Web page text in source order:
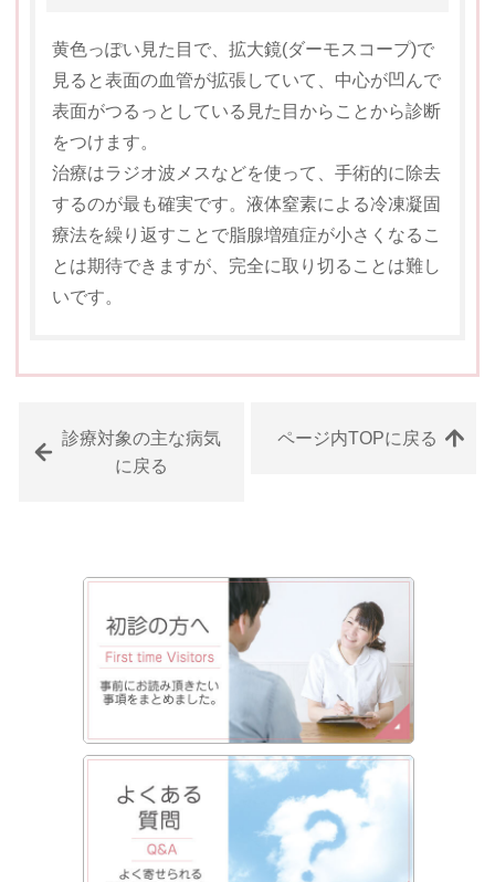
黄色っぽい見た目で、拡大鏡(ダーモスコープ)で
見ると表面の血管が拡張していて、中心が凹んで
表面がつるっとしている見た目からことから診断
をつけます。
治療はラジオ波メスなどを使って、手術的に除去
するのが最も確実です。液体窒素による冷凍凝固
療法を繰り返すことで脂腺増殖症が小さくなるこ
とは期待できますが、完全に取り切ることは難し
いです。
診療対象の主な病気
に戻る
ページ内TOPに戻る